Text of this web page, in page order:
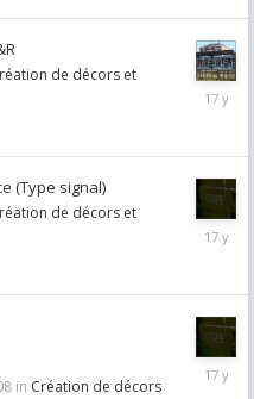
de décors et
March
(Type signal)
de décors et
March
in Création de décors
March